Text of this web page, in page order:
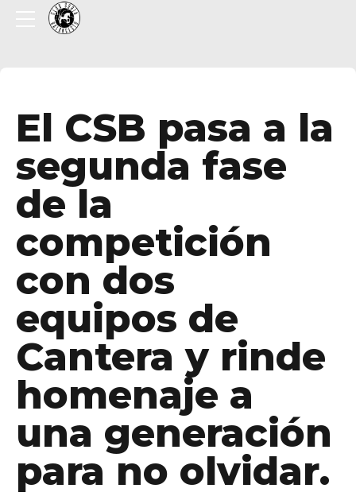
El CSB pasa a la
segunda fase
de la
competición
con dos
equipos de
Cantera y rinde
homenaje a
una generación
para no olvidar.